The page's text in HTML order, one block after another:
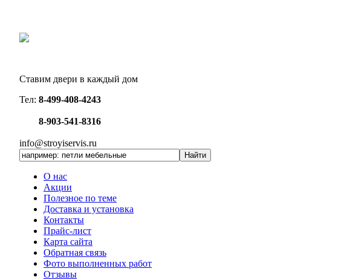
Ставим двери в каждый дом
Тел: 8-499-408-4243
8-903-541-8316
info@stroyiservis.ru
О нас
Акции
Полезное по теме
Доставка и установка
Контакты
Прайс-лист
Карта сайта
Обратная связь
Фото выполненных работ
Отзывы